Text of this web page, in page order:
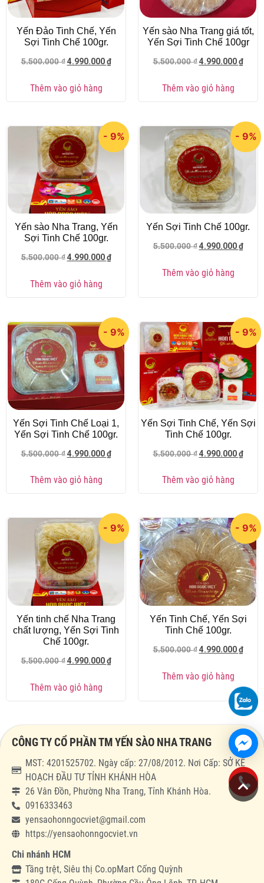
Yến Đảo Tinh Chế, Yến
Sợi Tinh Chế 100gr.
5.500.000₫ 4.990.000₫
Thêm vào giỏ hàng
Yến sào Nha Trang giá tốt,
Yến Sợi Tinh Chế 100gr
5.500.000₫ 4.990.000₫
Thêm vào giỏ hàng
- 9%
Yến sào Nha Trang, Yến
Sợi Tinh Chế 100gr.
5.500.000₫ 4.990.000₫
Thêm vào giỏ hàng
- 9%
Yến Sợi Tinh Chế 100gr.
5.500.000₫ 4.990.000₫
Thêm vào giỏ hàng
- 9%
Yến Sợi Tinh Chế Loại 1,
Yến Sợi Tinh Chế 100gr.
5.500.000₫ 4.990.000₫
Thêm vào giỏ hàng
- 9%
Yến Sợi Tinh Chế, Yến Sợi
Tinh Chế 100gr.
5.500.000₫ 4.990.000₫
Thêm vào giỏ hàng
- 9%
Yến tinh chế Nha Trang
chất lượng, Yến Sợi Tinh
Chế 100gr.
5.500.000₫ 4.990.000₫
Thêm vào giỏ hàng
- 9%
Yến Tinh Chế, Yến Sợi
Tinh Chế 100gr.
5.500.000₫ 4.990.000₫
Thêm vào giỏ hàng
CÔNG TY CỔ PHẦN TM YẾN SÀO NHA TRANG
MST: 4201525702. Ngày cấp: 27/08/2012. Nơi Cấp: SỞ KẾ
HOẠCH ĐẦU TƯ TỈNH KHÁNH HÒA
26 Vân Đồn, Phường Nha Trang, Tỉnh Khánh Hòa.
0916333463
yensaohonngocviet@gmail.com
https://yensaohonngocviet.vn
Chi nhánh HCM
Tầng trệt, Siêu thị Co.opMart Cống Quỳnh